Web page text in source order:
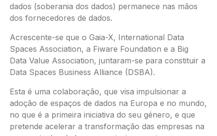
dados (soberania dos dados) permanece nas mãos
dos fornecedores de dados.
Acrescente-se que o Gaia-X, International Data
Spaces Association, a Fiware Foundation e a Big
Data Value Association, juntaram-se para constituir a
Data Spaces Business Alliance (DSBA).
Esta é uma colaboração, que visa impulsionar a
adoção de espaços de dados na Europa e no mundo,
no que é a primeira iniciativa do seu género, e que
pretende acelerar a transformação das empresas na